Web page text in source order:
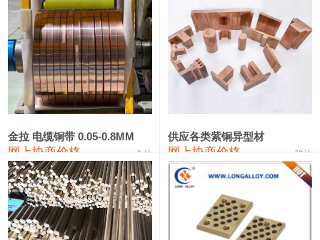
漆包线 111,970—115,970 113,970
磷铜合金 110,800—117,600 114,200 400
无氧铜丝(硬) 109,710—110,010 109,860
R410A专用紫铜管 113,700—113,700
铸造铝合金锭(A380） 26,300—26,500 26,400 100
铝合金ADC12 24,200—24,400 100
铸造铝合金锭(ZL102) 24,300—24,500 24,400
金拉 电缆铜带 0.05-0.8MM
网上协商价格 金拉
供应各类紫铜异型材
网上协商价格 骏达